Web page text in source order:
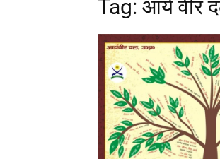
Tag: आर्य वीर